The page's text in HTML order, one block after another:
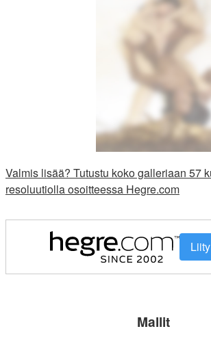
Valmis lisää? Tutustu koko galleriaan 57
resoluutiolla osoitteessa Hegre.com
Mallit